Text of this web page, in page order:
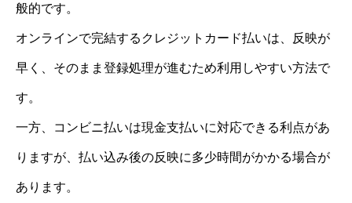
般的です。
オンラインで完結するクレジットカード払いは、反映が
早く、そのまま登録処理が進むため利用しやすい方法で
す。
一方、コンビニ払いは現金支払いに対応できる利点があ
りますが、払い込み後の反映に多少時間がかかる場合が
あります。